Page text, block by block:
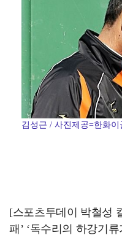
김성근 / 사진제공=한화이
[스포츠투데이 박철성
패’ ‘독수리의 하강기